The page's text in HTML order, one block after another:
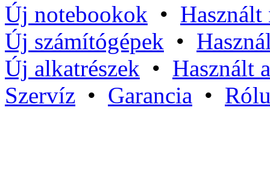
Új notebookok •
Új számítógépek •
Új alkatrészek • Használt
Szervíz • Garancia •